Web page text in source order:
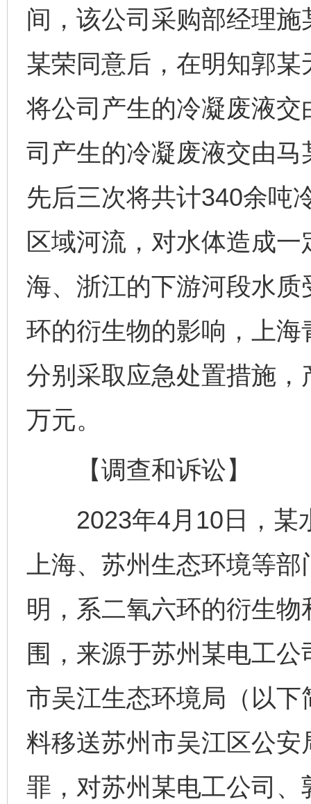
间，该公司采购部经理
某荣同意后，在明知郭
将公司产生的冷凝废液
司产生的冷凝废液交由
先后三次将共计340余吨
区域河流，对水体造成
海、浙江的下游河段水
环的衍生物的影响，上
分别采取应急处置措施
万元。
【调查和诉讼】
2023年4月10日，某
上海、苏州生态环境等
明，系二氧六环的衍生
围，来源于苏州某电工
市吴江生态环境局（以
料移送苏州市吴江区公
罪，对苏州某电工公司